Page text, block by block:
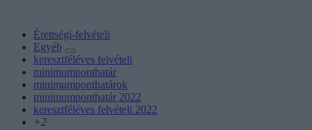
Érettségi-felvételi
Egyéb
keresztféléves felvételi
minimumponthatár
minimumponthatárok
minimumponthatár 2022
keresztféléves felvételi 2022
+2